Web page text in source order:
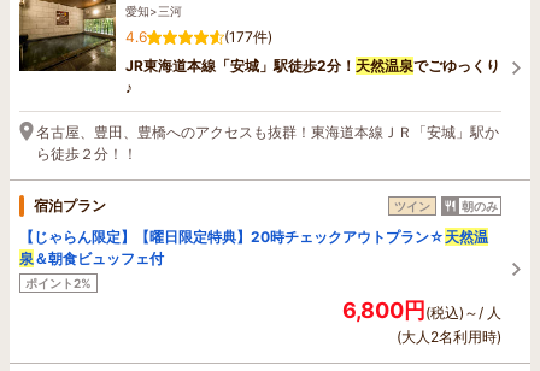
愛知>三河
4.6
(177件)
JR東海道本線「安城」駅徒歩2分！ 天然温泉でごゆっくり
♪
名古屋、豊田、豊橋へのアクセスも抜群！東海道本線ＪＲ「安城」駅か
ら徒歩２分！！
宿泊プラン ツイン 朝のみ
【じゃらん限定】【曜日限定特典】20時チェックアウトプラン☆ 天然温
泉 ＆朝食ビュッフェ付
ポイント2%
6,800円(税込)～/ 人
(大人2名利用時)